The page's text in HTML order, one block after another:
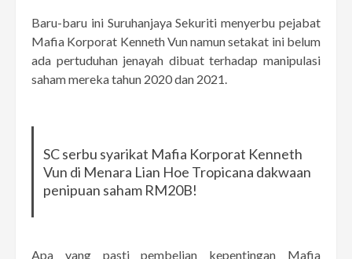
Baru-baru ini Suruhanjaya Sekuriti menyerbu pejabat
Mafia Korporat Kenneth Vun namun setakat ini belum
ada pertuduhan jenayah dibuat terhadap manipulasi
saham mereka tahun 2020 dan 2021.
SC serbu syarikat Mafia Korporat Kenneth
Vun di Menara Lian Hoe Tropicana dakwaan
penipuan saham RM20B!
Apa yang pasti pembelian kepentingan Mafia